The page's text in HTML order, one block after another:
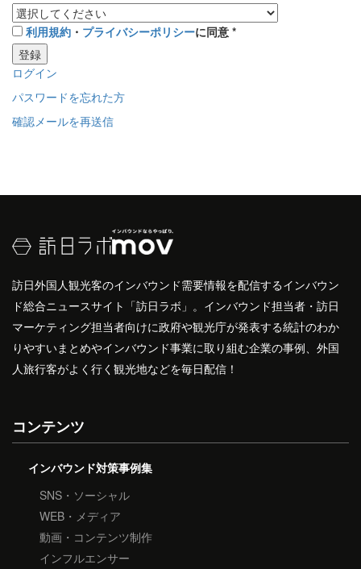
利用規約 ・ プライバシーポリシーに同意 *
登録
ログイン
パスワードを忘れた方
確認メールを再送信
訪日外国人観光客のインバウンド需要情報を配信するインバウン
ド総合ニュースサイト「訪日ラボ」。インバウンド担当者・訪日
マーケティング担当者向けに政府や観光庁が発表する統計のわか
りやすいまとめやインバウンド事業に取り組む企業の事例、外国
人旅行客がよく行く観光地などを毎日配信！
コンテンツ
インバウンド対策事例集
SNS・ソーシャル
WEB・メディア
動画・コンテンツ制作
インフルエンサー